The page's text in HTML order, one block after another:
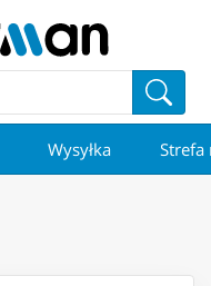
Wysyłka Strefa